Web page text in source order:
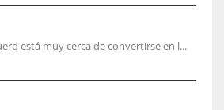
está muy cerca de convertirse en l...